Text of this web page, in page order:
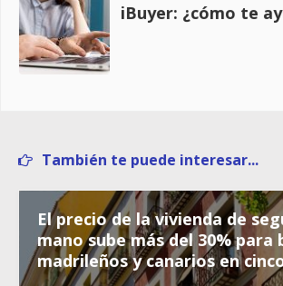
iBuyer: ¿cómo te
También te puede interesar...
El precio de la vivienda de
mano sube más del 30% para
madrileños y canarios en